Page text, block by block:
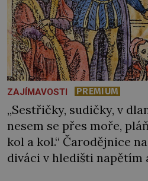
ZAJÍMAVOSTI PREMIUM
„Sestřičky, sudičky, v
nesem se přes moře,
kol a kol.“ Čarodějnice
diváci v hledišti napětím